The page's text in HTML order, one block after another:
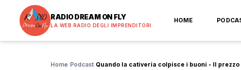
RADIO DREAM ON FLY
LA WEB RADIO DEGLI IMPRENDITORI
HOME
Home /Podcast/Quando la cativeria colpisce i buoni - Il